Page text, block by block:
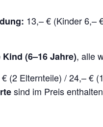
13,– € (Kinder 6,–
Kind (6–16 Jahre), alle
(2 Elternteile) / 24,– €
sind im Preis